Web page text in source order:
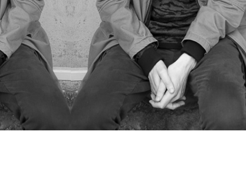
PesText 2024
PesText 2025
HNB
Eronim Mox szakácskönyve
Spoiler